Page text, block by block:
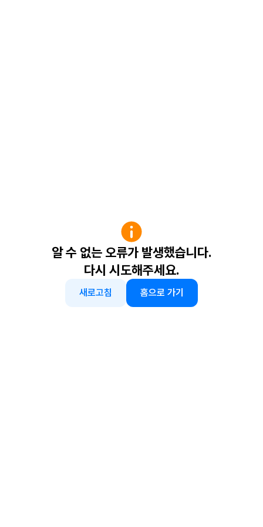
알 수 없는 오류가 발생했습니다.
다시 시도해주세요.
새로고침 홈으로 가기